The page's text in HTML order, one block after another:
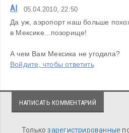
Al 05.04.2010, 22:50
Да уж, аэропорт наш больше
в Мексике...позорище!
А чем Вам Мексика не угодила?
Войдите, чтобы ответить
НАПИСАТЬ КОММЕНТАРИЙ
Толькозарегистрированные